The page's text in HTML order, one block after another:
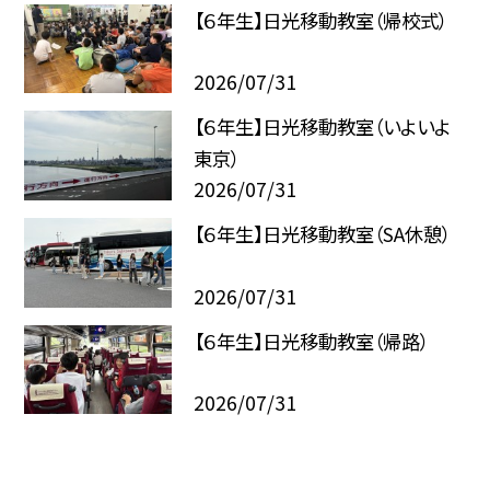
【６年生】日光移動教室（帰校式）
2026/07/31
【６年生】日光移動教室（いよいよ
東京）
2026/07/31
【６年生】日光移動教室（SA休憩）
2026/07/31
【６年生】日光移動教室（帰路）
2026/07/31